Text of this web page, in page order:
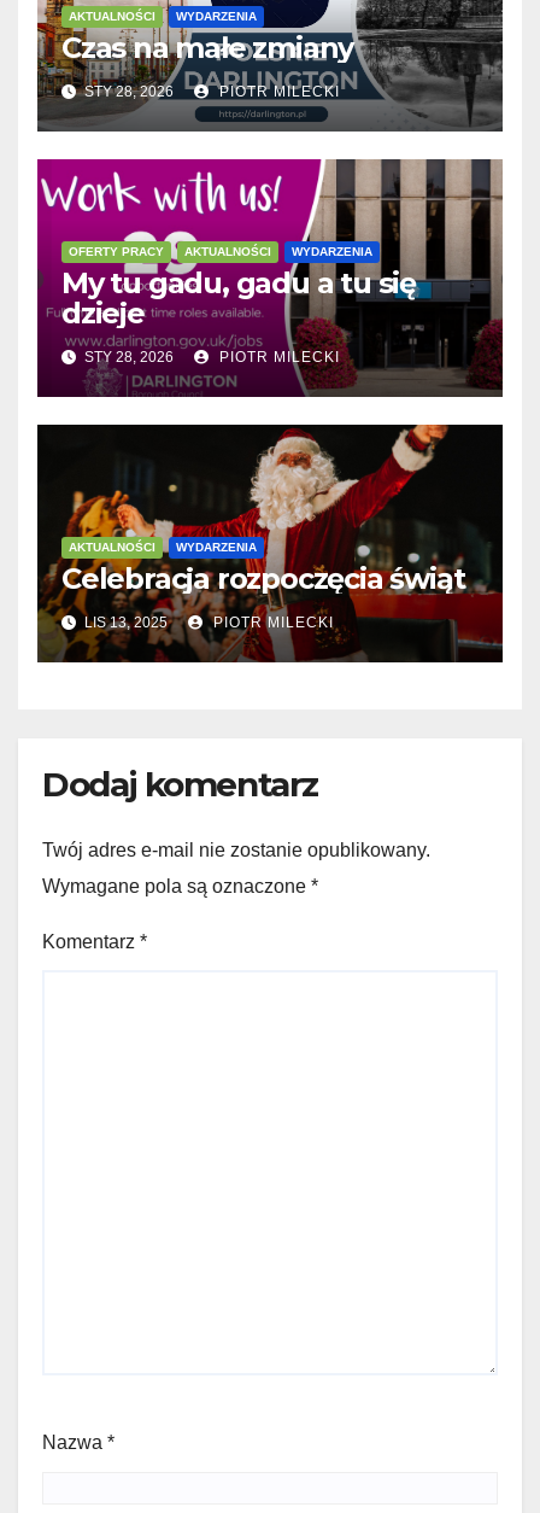
AKTUALNOŚCI WYDARZENIA
Czas na małe zmiany
STY 28, 2026 PIOTR MILECKI
OFERTY PRACY AKTUALNOŚCI WYDARZENIA
My tu gadu, gadu a tu się
dzieje
STY 28, 2026 PIOTR MILECKI
AKTUALNOŚCI WYDARZENIA
Celebracja rozpoczęcia świąt
LIS 13, 2025 PIOTR MILECKI
Dodaj komentarz
Twój adres e-mail nie zostanie opublikowany.
Wymagane pola są oznaczone *
Komentarz *
Nazwa *